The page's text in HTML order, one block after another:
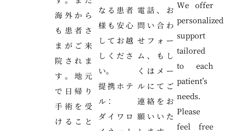
海外から
も患者さ
まがご来
院されま
す。地元
で日帰り
手術を受
けること
なる患者
様も安心
してお越
しくださ
い。
提携ホテ
ル：
ダイワロ
電話、お
問い合わ
せフォー
ム、もし
くはメー
ルにてご
連絡をお
願いいた
We offer
personalized
support
tailored
to each
patient’s
needs.
Please
feel free